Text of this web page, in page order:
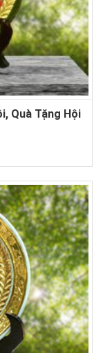
Quà Tặng Hội